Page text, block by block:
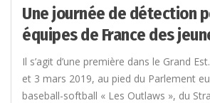
Une journée de détection
équipes de France des
Il s’agit d’une première dans le Grand
et 3 mars 2019, au pied du Parlement
baseball-softball « Les Outlaws », du